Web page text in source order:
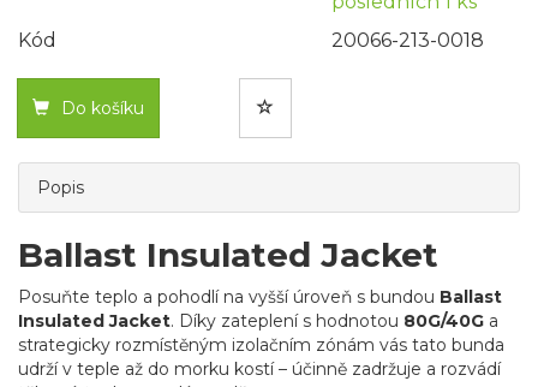
Kód
20066-213-0018
Do košíku
Popis
Ballast Insulated Jacket
Posuňte teplo a pohodlí na vyšší úroveň s bundou Ballast
Insulated Jacket. Díky zateplení s hodnotou 80G/40G a
strategicky rozmístěným izolačním zónám vás tato bunda
udrží v teple až do morku kostí – účinně zadržuje a rozvádí